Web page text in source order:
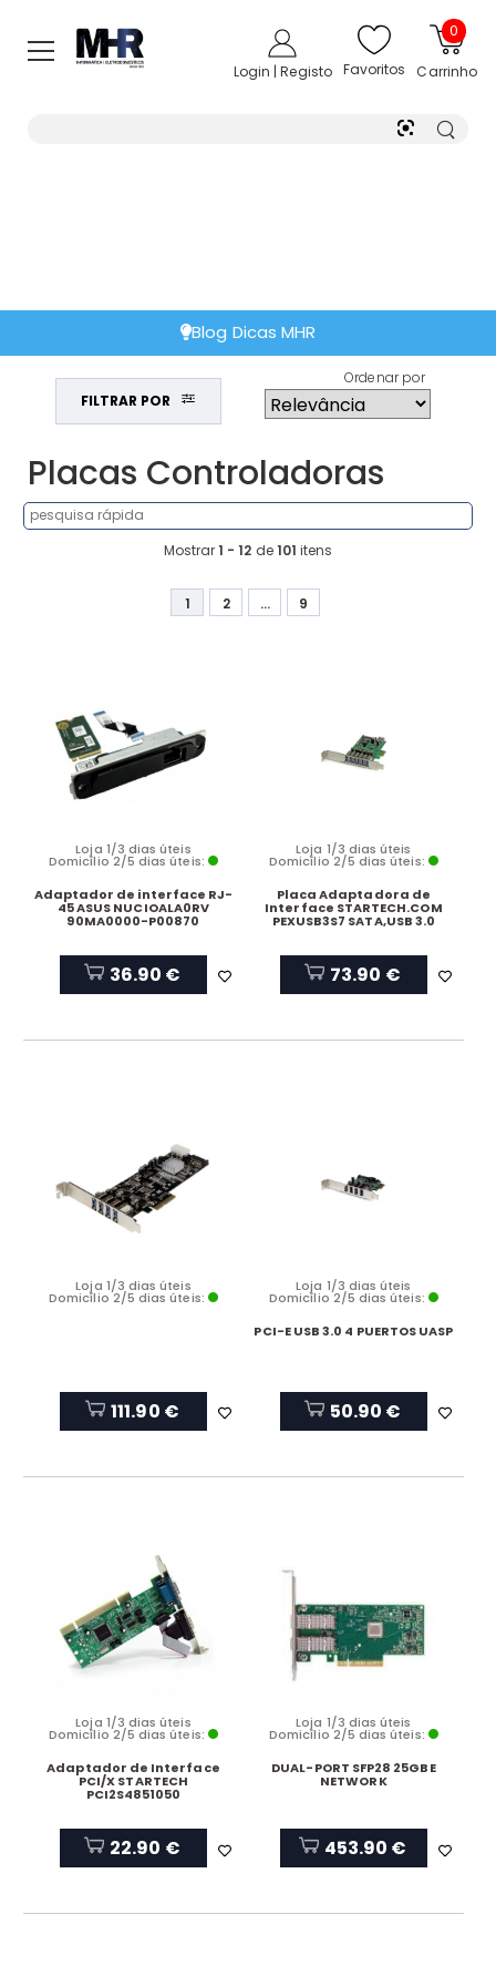
Login | Registo Favoritos
0
Carrinho
Blog Dicas MHR
FILTRAR POR
Ordenar por
Placas Controladoras
Mostrar1 - 12 de101 itens
1 2 ... 9
Loja 1/3 dias úteis
Domicílio 2/5 dias úteis:
Adaptador de interface RJ-
45 ASUS NUCIOALA0RV
90MA0000-P00870
36.90 €
Loja 1/3 dias úteis
Domicílio 2/5 dias úteis:
Placa Adaptadora de
Interface STARTECH.COM
PEXUSB3S7 SATA,USB 3.0
73.90 €
Loja 1/3 dias úteis
Domicílio 2/5 dias úteis:
111.90 €
Loja 1/3 dias úteis
Domicílio 2/5 dias úteis:
PCI-E USB 3.0 4 PUERTOS UASP
50.90 €
Loja 1/3 dias úteis
Domicílio 2/5 dias úteis:
Adaptador de Interface
PCI/X STARTECH
PCI2S4851050
22.90 €
Loja 1/3 dias úteis
Domicílio 2/5 dias úteis:
DUAL-PORT SFP28 25GBE
NETWORK
453.90 €